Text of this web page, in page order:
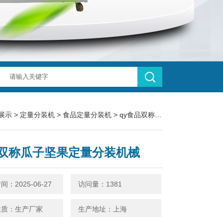
示 > 定量分装机 > 食品定量分装机 > qy食品双称瓜子坚果定量分装机械
称瓜子坚果定量分装机械
：2025-06-27 访问量：1381
：生产厂家 生产地址：上海